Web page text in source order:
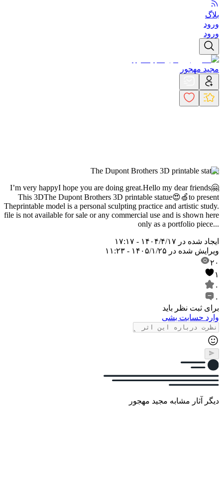
بلاگ
ورود
ورود
مجید مهجور
The Dupont Brothers 3D printable statue
Hello my dear friends🤗
I hope you are doing great.
I’m very happy
to present
The Dupont Brothers 3D printable statue😍🍏
This 3D
printable model is a personal sculpting practice and artistic study.
The
file is not available for sale or any commercial use and is shown here
only as a portfolio piece...
ایجاد شده در ۱۴۰۴/۴/۱۷ - ۱۷:۱۷
ویرایش شده در ۱۴۰۵/۱/۲۵ - ۱۱:۲۳
۲۰
۱
۰
۰
برای ثبت نظر باید
وارد حسابت بشی
دیگر آثار مشابه مجید مهجور